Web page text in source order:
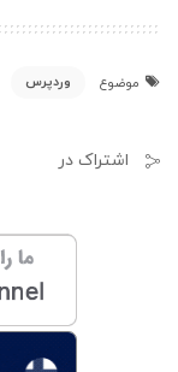
موضوع وردپرس
اشتراک در